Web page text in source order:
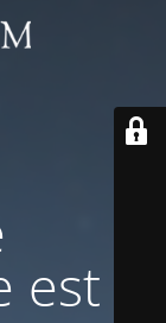
est